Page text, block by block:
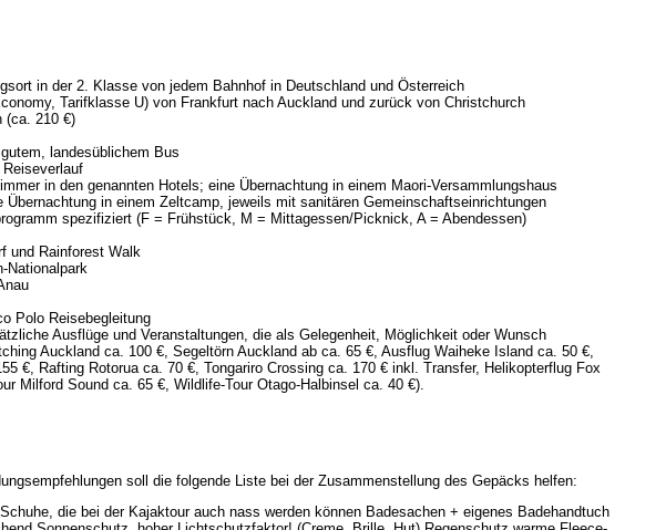
in der 2. Klasse von jedem Bahnhof in Deutschland und Österreich
Tarifklasse U) von Frankfurt nach Auckland und zurück von Christchurch
(ca. 210 €)
landesüblichem Bus
in den genannten Hotels; eine Übernachtung in einem Maori-Versammlungshaus
Übernachtung in einem Zeltcamp, jeweils mit sanitären Gemeinschaftseinrichtungen
spezifiziert (F = Frühstück, M = Mittagessen/Picknick, A = Abendessen)
und Rainforest Walk
Nationalpark
Polo Reisebegleitung
Ausflüge und Veranstaltungen, die als Gelegenheit, Möglichkeit oder Wunsch
Auckland ca. 100 €, Segeltörn Auckland ab ca. 65 €, Ausflug Waiheke Island ca. 50 €,
€, Rafting Rotorua ca. 70 €, Tongariro Crossing ca. 170 € inkl. Transfer, Helikopterflug Fox
Milford Sound ca. 65 €, Wildlife-Tour Otago-Halbinsel ca. 40 €).
soll die folgende Liste bei der Zusammenstellung des Gepäcks helfen:
die bei der Kajaktour auch nass werden können Badesachen + eigenes Badehandtuch